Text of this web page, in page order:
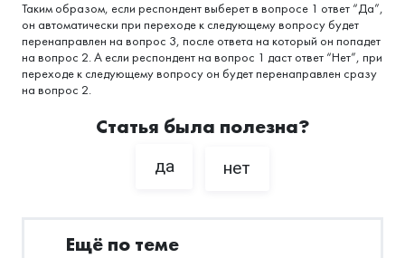
Таким образом, если респондент выберет в вопросе 1 ответ “Да”,
он автоматически при переходе к следующему вопросу будет
перенаправлен на вопрос 3, после ответа на который он попадет
на вопрос 2. А если респондент на вопрос 1 даст ответ “Нет”, при
переходе к следующему вопросу он будет перенаправлен сразу
на вопрос 2.
Статья была полезна?
да нет
Ещё по теме